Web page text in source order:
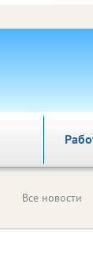
Все новости